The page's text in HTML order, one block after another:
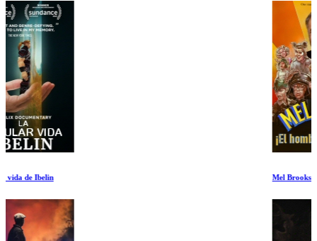
Mel Brooks: El hombre de 99 años